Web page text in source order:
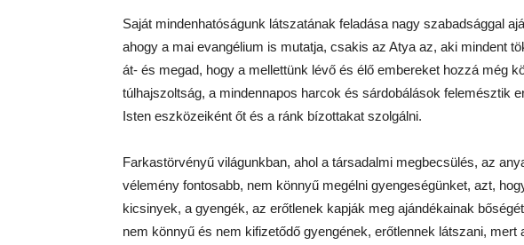
Saját mindenhatóságunk látszatának feladása nagy szabadsággal
ahogy a mai evangélium is mutatja, csakis az Atya az, aki mindent
át- és megad, hogy a mellettünk lévő és élő embereket hozzá még
túlhajszoltság, a mindennapos harcok és sárdobálások felemésztik
Isten eszközeiként őt és a ránk bízottakat szolgálni.
Farkastörvényű világunkban, ahol a társadalmi megbecsülés, az
vélemény fontosabb, nem könnyű megélni gyengeségünket, azt,
kicsinyek, a gyengék, az erőtlenek kapják meg ajándékainak
nem könnyű és nem kifizetődő gyengének, erőtlennek látszani, mert